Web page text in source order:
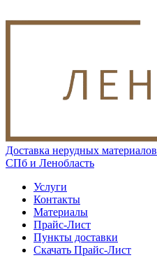
Доставка нерудных материалов
СПб и Ленобласть
Услуги
Контакты
Материалы
Прайс-Лист
Пункты доставки
Скачать Прайс-Лист